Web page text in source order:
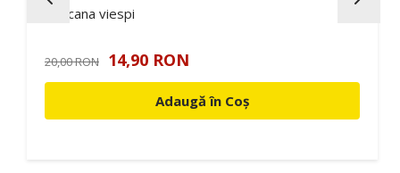
Capcana viespi
20,00 RON 14,90 RON
Adaugă în Coș